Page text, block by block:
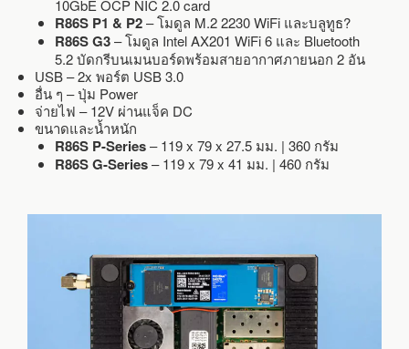
10GbE OCP NIC 2.0 card
R86S P1 & P2– โมดูล M.2 2230 WiFi และบลูทูธ?
R86S G3– โมดูล Intel AX201 WiFi 6 และ Bluetooth
5.2 บัดกรีบนเมนบอร์ดพร้อมสายอากาศภายนอก 2 อัน
USB – 2x พอร์ต USB 3.0
อื่น ๆ – ปุ่ม Power
จ่ายไฟ – 12V ผ่านแจ็ค DC
ขนาดและน้ำหนัก
R86S P-Series– 119 x 79 x 27.5 มม. | 360 กรัม
R86S G-Series– 119 x 79 x 41 มม. | 460 กรัม